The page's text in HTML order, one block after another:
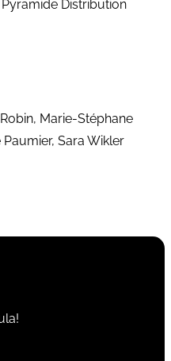
Distribution
Marie-Stéphane
Sara Wikler